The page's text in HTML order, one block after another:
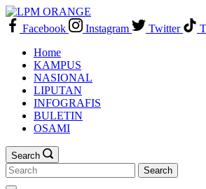
Skip
to
content
Facebook Instagram Twitter
Home
KAMPUS
NASIONAL
LIPUTAN
INFOGRAFIS
BULETIN
OSAMI
Search
Search
for: